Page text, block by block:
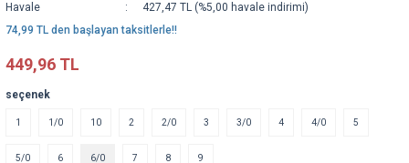
Havale
427,47 TL (%5,00 havale indirimi)
74,99 TL den başlayan taksitlerle!!
449,96 TL
seçenek
1 1/0 10 2 2/0 3 3/0 4 4/0 5
5/0 6 6/0 7 8 9